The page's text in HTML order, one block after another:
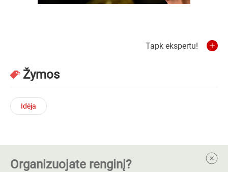
Tapk ekspertu!
Žymos
Idėja
Organizuojate renginį?